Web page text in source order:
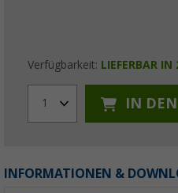
Verfügbarkeit: LIEFERBAR
1 IN
INFORMATIONEN &